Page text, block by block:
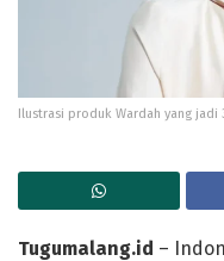
Ilustrasi produk Wardah yang
Tugumalang.id –